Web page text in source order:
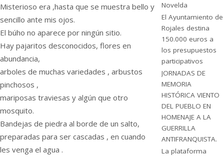
Misterioso era ,hasta que se muestra bello y
sencillo ante mis ojos.
El búho no aparece por ningún sitio.
Hay pajaritos desconocidos, flores en
abundancia,
arboles de muchas variedades , arbustos
pinchosos ,
mariposas traviesas y algún que otro
mosquito.
Bandejas de piedra al borde de un salto,
preparadas para ser cascadas , en cuando
les venga el agua .
Novelda
El Ayuntamiento de
Rojales destina
150.000 euros a
los presupuestos
participativos
JORNADAS DE
MEMORIA
HISTÓRICA VIENTO
DEL PUEBLO EN
HOMENAJE A LA
GUERRILLA
ANTIFRANQUISTA.
La plataforma